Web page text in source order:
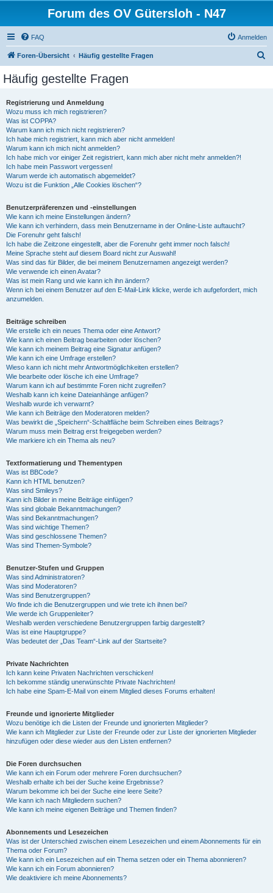
Forum des OV Gütersloh - N47
FAQ Anmelden
Foren-Übersicht Häufig gestellte Fragen
Häufig gestellte Fragen
Registrierung und Anmeldung
Wozu muss ich mich registrieren?
Was ist COPPA?
Warum kann ich mich nicht registrieren?
Ich habe mich registriert, kann mich aber nicht anmelden!
Warum kann ich mich nicht anmelden?
Ich habe mich vor einiger Zeit registriert, kann mich aber nicht mehr anmelden?!
Ich habe mein Passwort vergessen!
Warum werde ich automatisch abgemeldet?
Wozu ist die Funktion „Alle Cookies löschen“?
Benutzerpräferenzen und -einstellungen
Wie kann ich meine Einstellungen ändern?
Wie kann ich verhindern, dass mein Benutzername in der Online-Liste auftaucht?
Die Forenuhr geht falsch!
Ich habe die Zeitzone eingestellt, aber die Forenuhr geht immer noch falsch!
Meine Sprache steht auf diesem Board nicht zur Auswahl!
Was sind das für Bilder, die bei meinem Benutzernamen angezeigt werden?
Wie verwende ich einen Avatar?
Was ist mein Rang und wie kann ich ihn ändern?
Wenn ich bei einem Benutzer auf den E-Mail-Link klicke, werde ich aufgefordert, mich
anzumelden.
Beiträge schreiben
Wie erstelle ich ein neues Thema oder eine Antwort?
Wie kann ich einen Beitrag bearbeiten oder löschen?
Wie kann ich meinem Beitrag eine Signatur anfügen?
Wie kann ich eine Umfrage erstellen?
Wieso kann ich nicht mehr Antwortmöglichkeiten erstellen?
Wie bearbeite oder lösche ich eine Umfrage?
Warum kann ich auf bestimmte Foren nicht zugreifen?
Weshalb kann ich keine Dateianhänge anfügen?
Weshalb wurde ich verwarnt?
Wie kann ich Beiträge den Moderatoren melden?
Was bewirkt die „Speichern“-Schaltfläche beim Schreiben eines Beitrags?
Warum muss mein Beitrag erst freigegeben werden?
Wie markiere ich ein Thema als neu?
Textformatierung und Thementypen
Was ist BBCode?
Kann ich HTML benutzen?
Was sind Smileys?
Kann ich Bilder in meine Beiträge einfügen?
Was sind globale Bekanntmachungen?
Was sind Bekanntmachungen?
Was sind wichtige Themen?
Was sind geschlossene Themen?
Was sind Themen-Symbole?
Benutzer-Stufen und Gruppen
Was sind Administratoren?
Was sind Moderatoren?
Was sind Benutzergruppen?
Wo finde ich die Benutzergruppen und wie trete ich ihnen bei?
Wie werde ich Gruppenleiter?
Weshalb werden verschiedene Benutzergruppen farbig dargestellt?
Was ist eine Hauptgruppe?
Was bedeutet der „Das Team“-Link auf der Startseite?
Private Nachrichten
Ich kann keine Privaten Nachrichten verschicken!
Ich bekomme ständig unerwünschte Private Nachrichten!
Ich habe eine Spam-E-Mail von einem Mitglied dieses Forums erhalten!
Freunde und ignorierte Mitglieder
Wozu benötige ich die Listen der Freunde und ignorierten Mitglieder?
Wie kann ich Mitglieder zur Liste der Freunde oder zur Liste der ignorierten Mitglieder
hinzufügen oder diese wieder aus den Listen entfernen?
Die Foren durchsuchen
Wie kann ich ein Forum oder mehrere Foren durchsuchen?
Weshalb erhalte ich bei der Suche keine Ergebnisse?
Warum bekomme ich bei der Suche eine leere Seite?
Wie kann ich nach Mitgliedern suchen?
Wie kann ich meine eigenen Beiträge und Themen finden?
Abonnements und Lesezeichen
Was ist der Unterschied zwischen einem Lesezeichen und einem Abonnements für ein
Thema oder Forum?
Wie kann ich ein Lesezeichen auf ein Thema setzen oder ein Thema abonnieren?
Wie kann ich ein Forum abonnieren?
Wie deaktiviere ich meine Abonnements?